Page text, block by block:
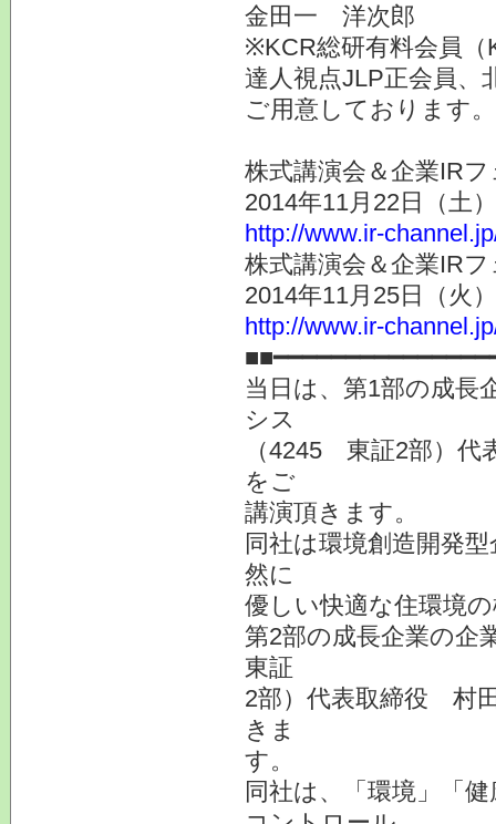
金田一 洋次郎
※KCR総研有料会員（
達人視点JLP正会員、
ご用意しております。
株式講演会＆企業IR
2014年11月22日（
http://www.ir-
株式講演会＆企業IR
2014年11月25日（
http://www.ir-
当日は、第1部の成長
シス
（4245 東証2部）
をご
講演頂きます。
同社は環境創造開発
然に
優しい快適な住環境
第2部の成長企業の
東証
2部）代表取締役 村
きま
す。
同社は、「環境」「